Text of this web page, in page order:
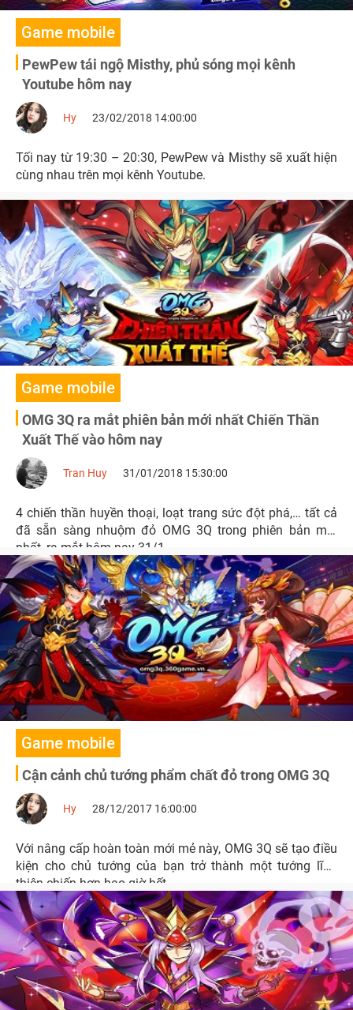
Game mobile
PewPew tái ngộ Misthy, phủ sóng mọi kênh
Youtube hôm nay
Hy 23/02/2018 14:00:00
Tối nay từ 19:30 – 20:30, PewPew và Misthy sẽ xuất hiện
cùng nhau trên mọi kênh Youtube.
Game mobile
OMG 3Q ra mắt phiên bản mới nhất Chiến Thần
Xuất Thế vào hôm nay
Tran Huy 31/01/2018 15:30:00
4 chiến thần huyền thoại, loạt trang sức đột phá,… tất cả
đã sẵn sàng nhuộm đỏ OMG 3Q trong phiên bản mới
nhất, ra mắt hôm nay 31/1 .
Game mobile
Cận cảnh chủ tướng phẩm chất đỏ trong OMG 3Q
Hy 28/12/2017 16:00:00
Với nâng cấp hoàn toàn mới mẻ này, OMG 3Q sẽ tạo điều
kiện cho chủ tướng của bạn trở thành một tướng lĩnh
thiện chiến hơn bao giờ hết.